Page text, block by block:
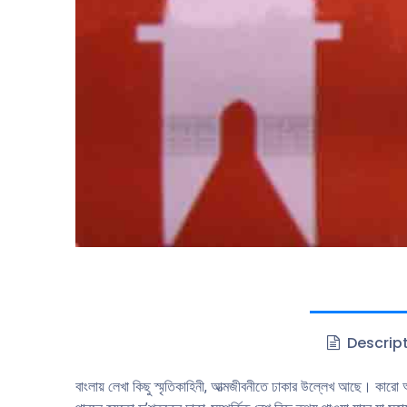
বাংলায় লেখা কিছু স্মৃতিকাহিনী, আত্মজীবনীতে ঢাকার উল্লেখ আছে।